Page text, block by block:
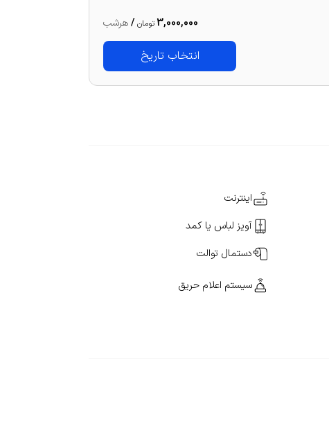
3,000,000تومان /هرشب
انتخاب تاریخ
اینترنت
آویز لباس یا کمد
دستمال توالت
سیستم اعلام حریق